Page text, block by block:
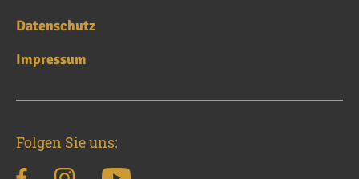
Datenschutz
Impressum
Folgen Sie uns: